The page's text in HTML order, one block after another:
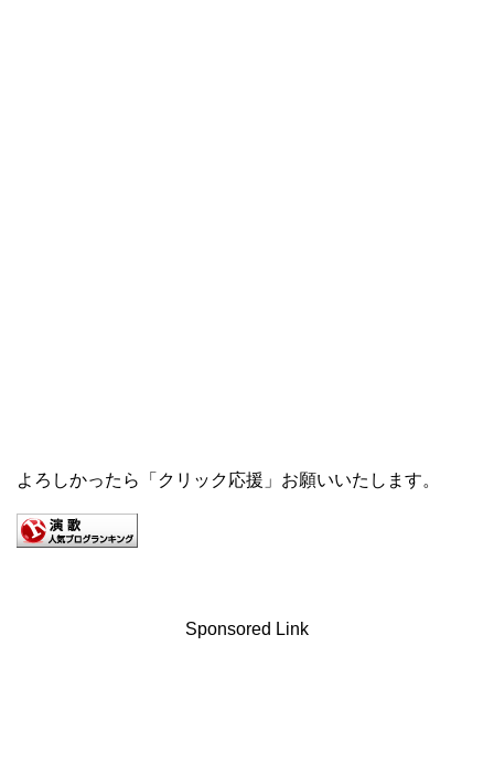
よろしかったら「クリック応援」お願いいたします。
Sponsored Link